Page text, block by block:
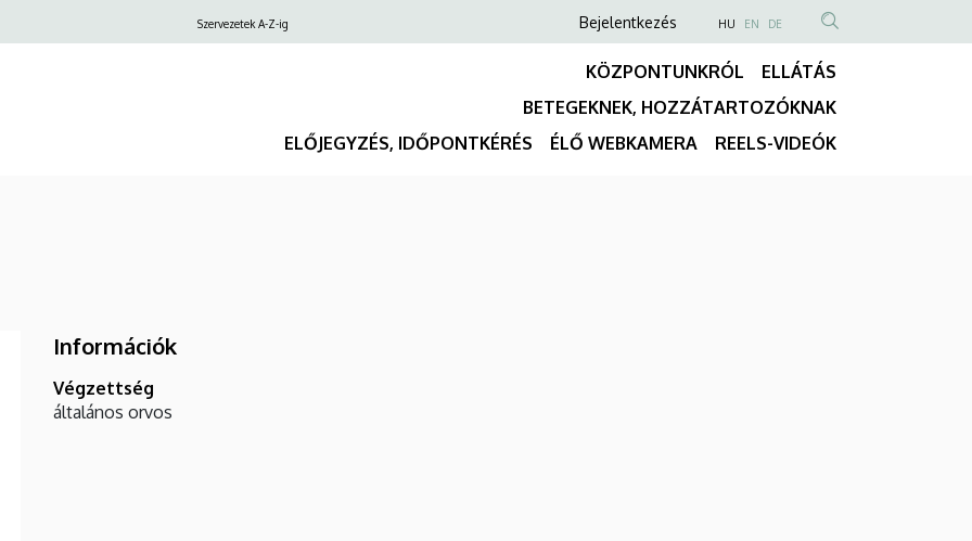
Szervezetek A-Z-ig
Anonim
fiók
menüje
Bejelentkezés NYELVVÁLASZTÓ
HU EN DE
TARTALOM
KERESÉSE
KÖZPONTUNKRÓL
ELLÁTÁS
BETEGEKNEK, HOZZÁTARTOZÓKNAK
ELŐJEGYZÉS, IDŐPONTKÉRÉS
ÉLŐ WEBKAMERA REELS-VIDEÓK
Információk
Végzettség
általános orvos